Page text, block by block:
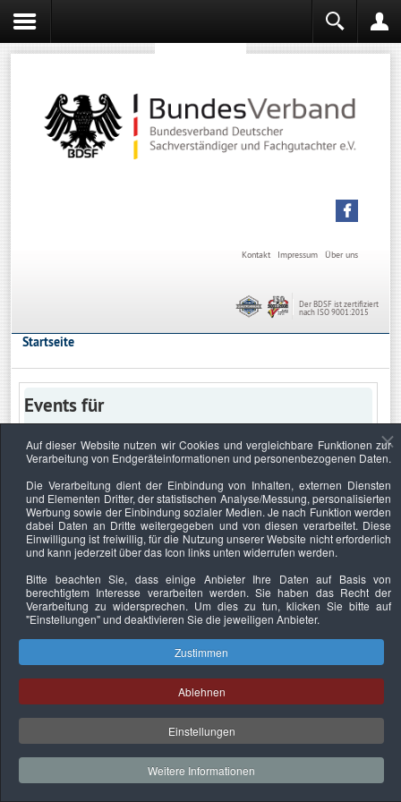
Über uns
Impressum
Kontakt
Der BDSF ist zertifiziert
nach ISO 9001:2015
Startseite
Events für
Keine Termine
Datenschutzerklärung Urheberrechtsnachweise Nachhaltigkeit
Copyright © 2026. Bundesverband Deutscher
Sachverständiger und Fachgutachter e.V..
Auf dieser Website nutzen wir Cookies und vergleichbare Funktionen zur
Verarbeitung von Endgeräteinformationen und personenbezogenen Daten.
Die Verarbeitung dient der Einbindung von Inhalten, externen Diensten
und Elementen Dritter, der statistischen Analyse/Messung, personalisierten
Werbung sowie der Einbindung sozialer Medien. Je nach Funktion werden
dabei Daten an Dritte weitergegeben und von diesen verarbeitet. Diese
Einwilligung ist freiwillig, für die Nutzung unserer Website nicht erforderlich
und kann jederzeit über das Icon links unten widerrufen werden.
Bitte beachten Sie, dass einige Anbieter Ihre Daten auf Basis von
berechtigtem Interesse verarbeiten werden. Sie haben das Recht der
Verarbeitung zu widersprechen. Um dies zu tun, klicken Sie bitte auf
"Einstellungen"und deaktivieren Sie die jeweiligen Anbieter.
Zustimmen
Ablehnen
Einstellungen
Weitere Informationen